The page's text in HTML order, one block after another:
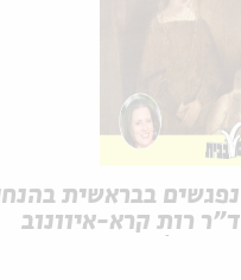
נפגשים בבראשית
ד"ר רות קרא-איוונוב